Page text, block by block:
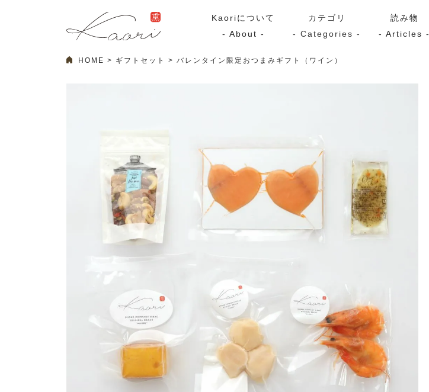
Kaoriについて
- About -
カテゴリ
- Categories -
特集・期間限定セール 送料無料
読み物
- Articles -
HOME ギフトセット バレンタイン限定おつまみギフト（ワイン）